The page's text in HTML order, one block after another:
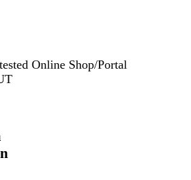
Online Shop/Portal